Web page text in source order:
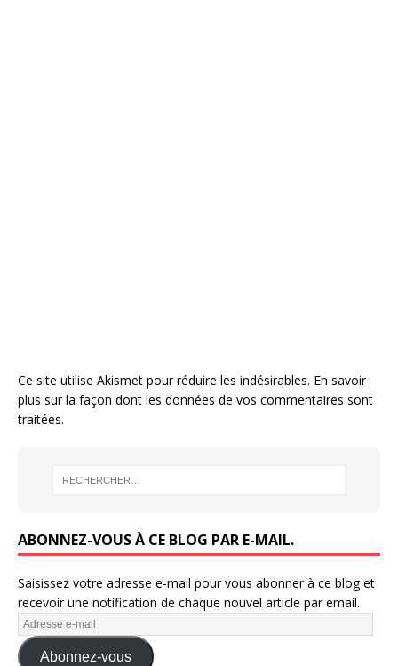
Ce site utilise Akismet pour réduire les indésirables. En savoir
plus sur la façon dont les données de vos commentaires sont
traitées.
ABONNEZ-VOUS À CE BLOG PAR E-MAIL.
Saisissez votre adresse e-mail pour vous abonner à ce blog et
recevoir une notification de chaque nouvel article par email.
Abonnez-vous